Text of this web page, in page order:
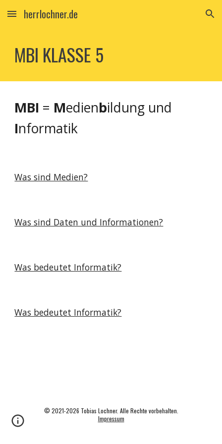
Skip to main content Skip to navigation
herrlochner.de
MBI KLASSE 5
MBI = Medienbildung und
Informatik
Was sind Medien?
Was sind Daten und Informationen?
Was bedeutet Informatik?
Was bedeutet Informatik?
© 2021-2026 Tobias Lochner. Alle Rechte vorbehalten.
Impressum